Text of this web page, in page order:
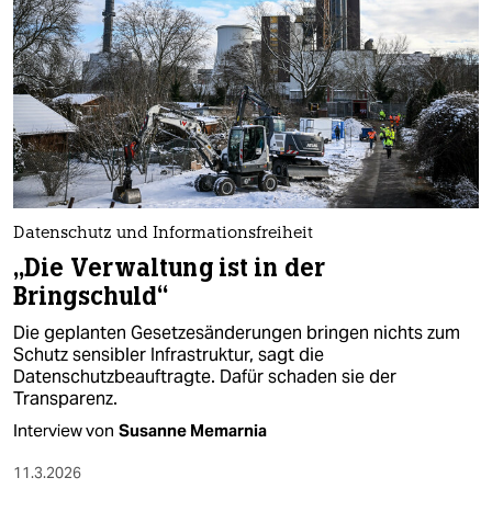
Datenschutz und Informationsfreiheit
„Die Verwaltung ist in der
Bringschuld“
Die geplanten Gesetzesänderungen bringen nichts zum
Schutz sensibler Infrastruktur, sagt die
Datenschutzbeauftragte. Dafür schaden sie der
Transparenz.
Interview von Susanne Memarnia
11.3.2026